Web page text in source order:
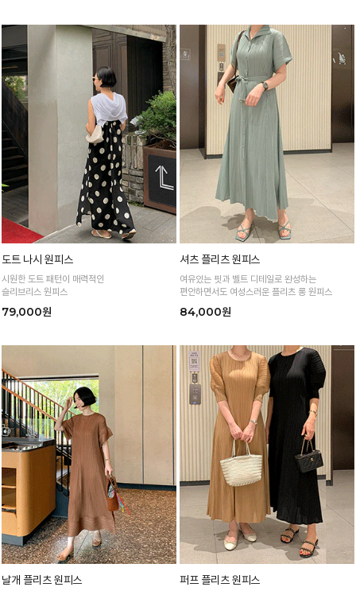
도트 나시 원피스
시원한 도트 패턴이 매력적인
슬리브리스 원피스
79,000원
셔츠 플리츠 원피스
여유있는 핏과 벨트 디테일로 완성하는
편안하면서도 여성스러운 플리츠 롱 원피스
84,000원
날개 플리츠 원피스 퍼프 플리츠 원피스